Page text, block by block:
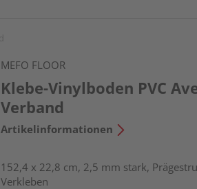
MEFO FLOOR
Klebe-Vinylboden PVC
Verband
Artikelinformationen
152,4 x 22,8 cm, 2,5 mm stark,
Verkleben